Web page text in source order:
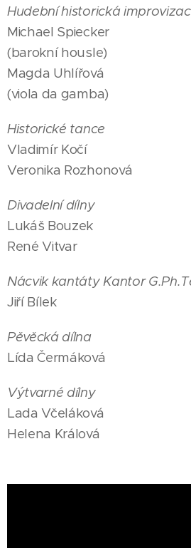
Hudební historická
Michael Spiecker
(barokní housle)
Magda Uhlířová
(viola da gamba)
Historické tance
Vladimír Kočí
Veronika Rozhonová
Divadelní dílny
Lukáš Bouzek
René Vitvar
Nácvik kantáty Kantor
Jiří Bílek
Pěvěcká dílna
Lída Čermáková
Výtvarné dílny
Lada Včeláková
Helena Králová